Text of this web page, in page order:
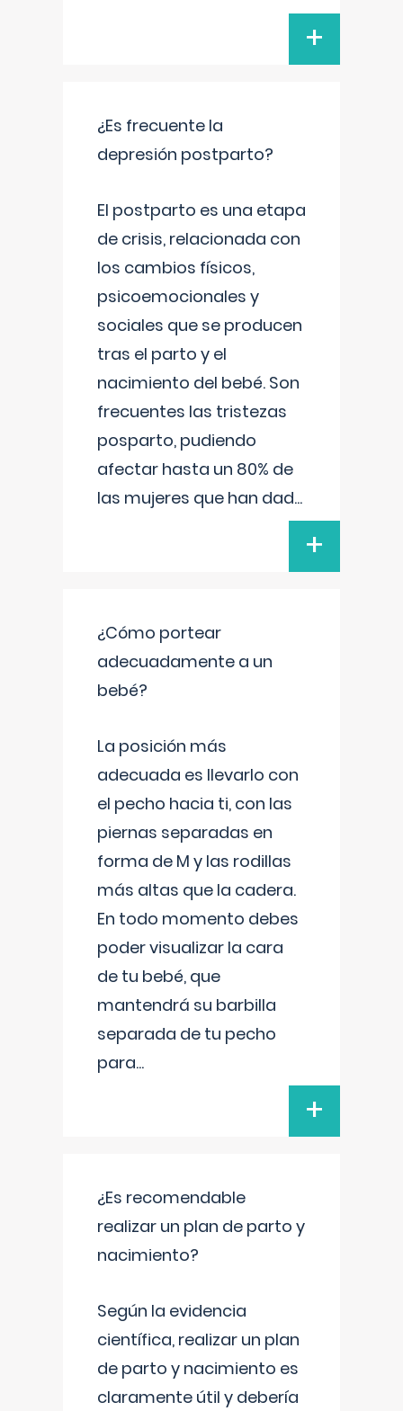
+
¿Es frecuente la
depresión postparto?
El postparto es una etapa
de crisis, relacionada con
los cambios físicos,
psicoemocionales y
sociales que se producen
tras el parto y el
nacimiento del bebé. Son
frecuentes las tristezas
posparto, pudiendo
afectar hasta un 80% de
las mujeres que han dad...
+
¿Cómo portear
adecuadamente a un
bebé?
La posición más
adecuada es llevarlo con
el pecho hacia ti, con las
piernas separadas en
forma de M y las rodillas
más altas que la cadera.
En todo momento debes
poder visualizar la cara
de tu bebé, que
mantendrá su barbilla
separada de tu pecho
para...
+
¿Es recomendable
realizar un plan de parto y
nacimiento?
Según la evidencia
científica, realizar un plan
de parto y nacimiento es
claramente útil y debería